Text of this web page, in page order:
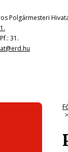
Polgármesteri
31.